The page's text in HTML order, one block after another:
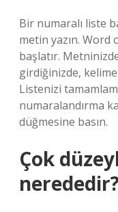
Bir numaralı liste
metin yazın.
başlatır.
girdiğinizde,
Listenizi
numaralandırma
düğmesine basın.
Çok